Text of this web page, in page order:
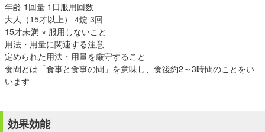
年齢 1回量 1日服用回数
大人（15才以上） 4錠 3回
15才未満 × 服用しないこと
用法・用量に関連する注意
定められた用法・用量を厳守すること
食間とは「食事と食事の間」を意味し、食後約2～3時間のことをい
います
効果効能